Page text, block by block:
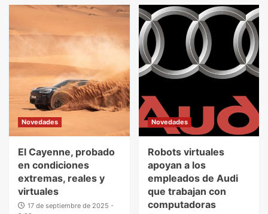
Novedades
El Cayenne, probado
en condiciones
extremas, reales y
virtuales
17 de septiembre de 2025 -
Novedades
Robots virtuales
apoyan a los
empleados de Audi
que trabajan con
computadoras